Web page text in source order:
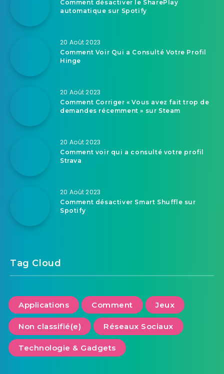
Comment désactiver le SharePlay
automatique sur Spotify
20 Août 2023
Comment Voir Qui a Consulté Votre Profil
Hinge
20 Août 2023
Comment Corriger « Vous avez fait trop de
demandes récemment » sur Steam
20 Août 2023
Comment voir qui a consulté votre profil
Strava
20 Août 2023
Comment désactiver Smart Shuffle sur
Spotify
Tag Cloud
Applications Comment Jeux
Non classifié(e) Réseaux Sociaux
Technologie & Gadgets